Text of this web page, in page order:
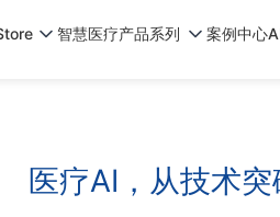
智慧医疗产品系列 案例中心
医疗AI，从技术